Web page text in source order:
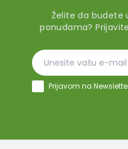
Želite da budete
ponudama?
Prijavom na